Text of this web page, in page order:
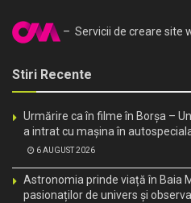
– Servicii de creare site
Stiri Recente
Urmărire ca în filme în Borșa –
a intrat cu mașina în
6 AUGUST 2026
Astronomia prinde viață în Baia
pasionaților de univers și